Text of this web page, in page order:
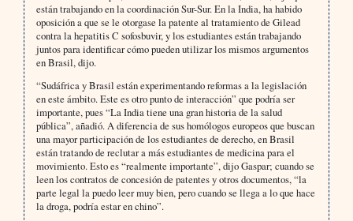
están trabajando en la coordinación Sur-Sur. En la India, ha habido
oposición a que se le otorgase la patente al tratamiento de Gilead
contra la hepatitis C sofosbuvir, y los estudiantes están trabajando
juntos para identificar cómo pueden utilizar los mismos argumentos
en Brasil, dijo.
“Sudáfrica y Brasil están experimentando reformas a la legislación
en este ámbito. Este es otro punto de interacción” que podría ser
importante, pues “La India tiene una gran historia de la salud
pública”, añadió. A diferencia de sus homólogos europeos que buscan
una mayor participación de los estudiantes de derecho, en Brasil
están tratando de reclutar a más estudiantes de medicina para el
movimiento. Esto es “realmente importante”, dijo Gaspar; cuando se
leen los contratos de concesión de patentes y otros documentos, “la
parte legal la puedo leer muy bien, pero cuando se llega a lo que hace
la droga, podría estar en chino”.